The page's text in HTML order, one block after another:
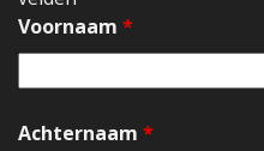
Voornaam *
Achternaam *